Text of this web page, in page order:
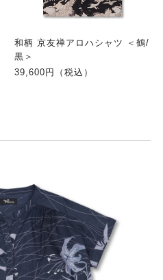
和柄 京友禅アロハシャツ ＜鶴/
黒＞
39,600円（税込）